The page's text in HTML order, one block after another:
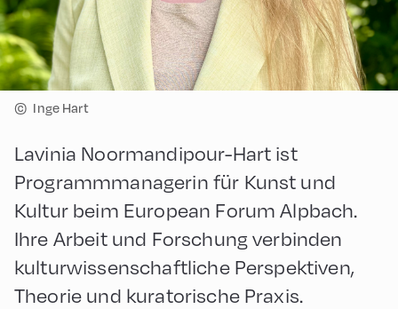
© Inge Hart
Lavinia Noormandipour-Hart ist
Programmmanagerin für Kunst und
Kultur beim European Forum Alpbach.
Ihre Arbeit und Forschung verbinden
kulturwissenschaftliche Perspektiven,
Theorie und kuratorische Praxis.